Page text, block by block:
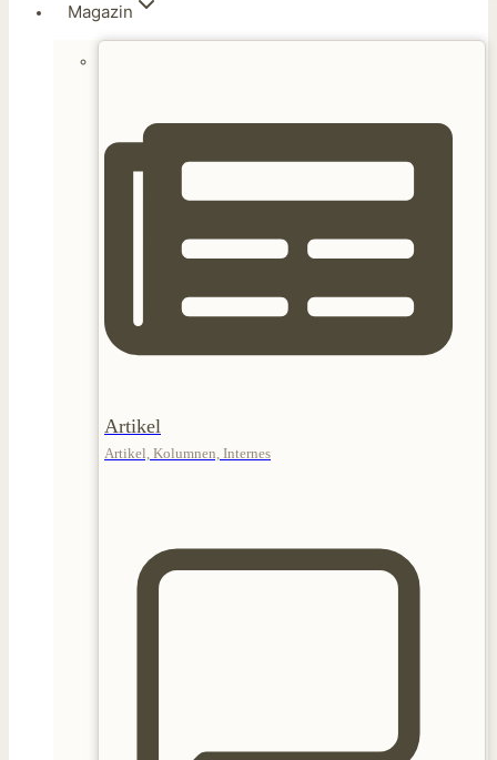
Magazin
Artikel
Artikel, Kolumnen, Internes